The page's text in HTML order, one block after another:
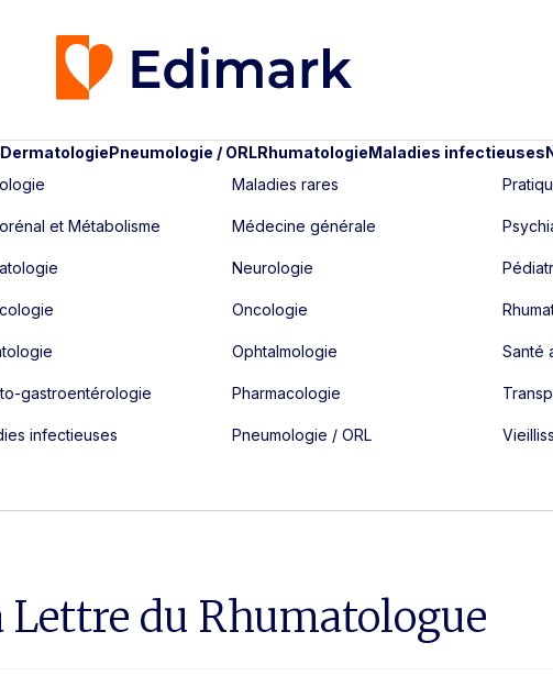
DermatologiePneumologie / ORLRhumatologieMaladies infectieuses
et Métabolisme
gastroentérologie
infectieuses
Maladies rares
Médecine générale
Neurologie
Oncologie
Ophtalmologie
Pharmacologie
Pneumologie / ORL
Santé
Lettre du Rhumatologue